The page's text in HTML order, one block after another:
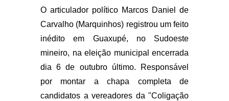
O articulador político Marcos Daniel de
Carvalho (Marquinhos) registrou um feito
inédito em Guaxupé, no Sudoeste
mineiro, na eleição municipal encerrada
dia 6 de outubro último. Responsável
por montar a chapa completa de
candidatos a vereadores da "Coligação